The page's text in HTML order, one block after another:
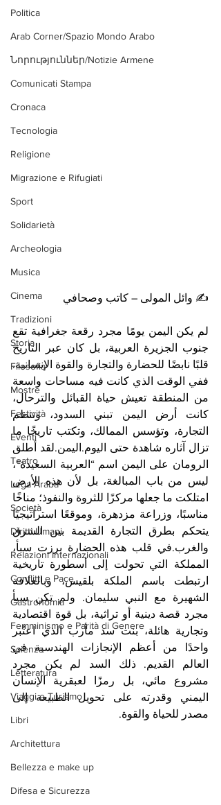
Politica
Arab Corner/Spazio Mondo Arabo
Նորություններ/Notizie Armene
Comunicati Stampa
Cronaca
Tecnologia
Religione
Migrazione e Rifugiati
Sport
Solidarietà
Archeologia
Musica
Cinema
Tradizioni
Storia
Filosofia
Mostre
Festività
Eventi
Teatro
Lega Araba
Società
Diritti Umani
Relazioni Internazionali
Conflitti e Pace
Gastronomia
Femminismo e Parità di Genere
Scienza
Letteratura
Viaggi e Turismo
Libri
Architettura
Bellezza e make up
Difesa e Sicurezza
✍️ وائل المولى – كاتب وصحافي
جنوب الجزيرة العربية، بل كان عبر التاريخ
قلبًا نابضًا للحضارة والتجارة والقوة الإنسانية.
كانت أرض اليمن تبني السدود، وتنظم
التجارة، وتؤسس الممالك، وتكتب تاريخًا ما
ليس من باب المبالغة، بل لأن هذه الأرض
مناسبًا، وزراعة مزدهرة، وموقعًا استراتيجيًا
يتحكم بطرق التجارة القديمة بين الشرق
ارتبطت باسم الملكة بلقيس، وبالعلاقة
الشهيرة مع النبي سليمان. ولم تكن سبأ
وتجارية هائلة، بنت سد مأرب الذي اعتُبر
واحدًا من أعظم الإنجازات الهندسية في
اليمني وقدرته على تحويل الطبيعة إلى
مصدر للحياة والقوة.